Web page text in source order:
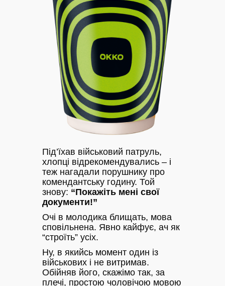
Під’їхав військовий патруль,
хлопці відрекомендувались – і
теж нагадали порушнику про
комендантську годину. Той
знову: “Покажіть мені свої
документи!”
Очі в молодика блищать, мова
сповільнена. Явно кайфує, ач як
“строїть” усіх.
Ну, в якийсь момент один із
військових і не витримав.
Обійняв його, скажімо так, за
плечі, простою чоловічою мовою